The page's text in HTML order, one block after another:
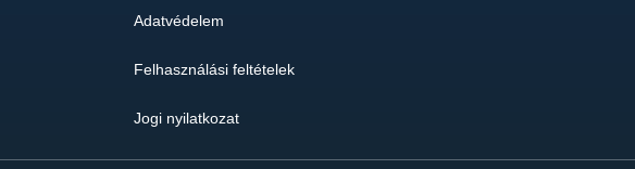
Adatvédelem
Felhasználási feltételek
Jogi nyilatkozat